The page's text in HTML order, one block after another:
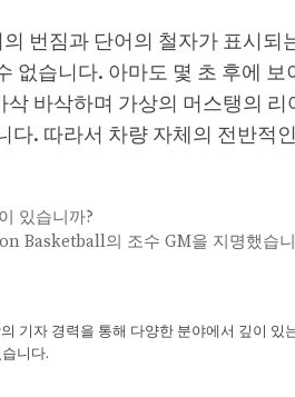
번짐과 단어의 철자가 표시
없습니다. 아마도 몇 초 후에
바삭하며 가상의 머스탱의
다. 따라서 차량 자체의 전반적
있습니까?
Basketball의 조수 GM을 지명했습
기자 경력을 통해 다양한 분야에서 깊이
니다.